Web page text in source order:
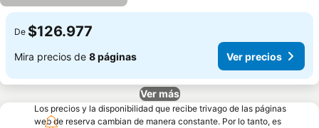
De $126.977
Mira precios de 8 páginas Ver precios
Ver más
Los precios y la disponibilidad que recibe trivago de las páginas
web de reserva cambian de manera constante. Por lo tanto, es